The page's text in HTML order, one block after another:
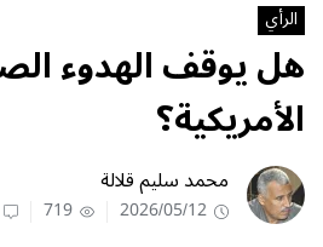
الرأي
هل يوقف الهدوء
الأمريكية؟
محمد سليم قلالة
2026/05/12
719